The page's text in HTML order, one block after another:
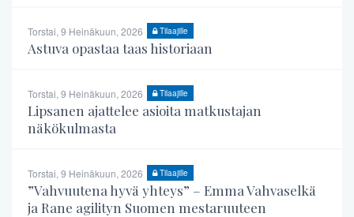
Torstai, 9 Heinäkuun, 2026 Tilaajille
Astuva opastaa taas historiaan
Torstai, 9 Heinäkuun, 2026 Tilaajille
Lipsanen ajattelee asioita matkustajan
näkökulmasta
Torstai, 9 Heinäkuun, 2026 Tilaajille
”Vahvuutena hyvä yhteys” – Emma Vahvaselkä
ja Rane agilityn Suomen mestaruuteen